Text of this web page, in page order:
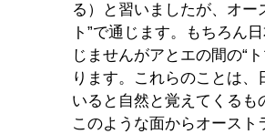
る）と習いましたが、オー
ト”で通じます。もちろん
じませんがアとエの間の“
ります。これらのことは
いると自然と覚えてくるも
このような面からオース